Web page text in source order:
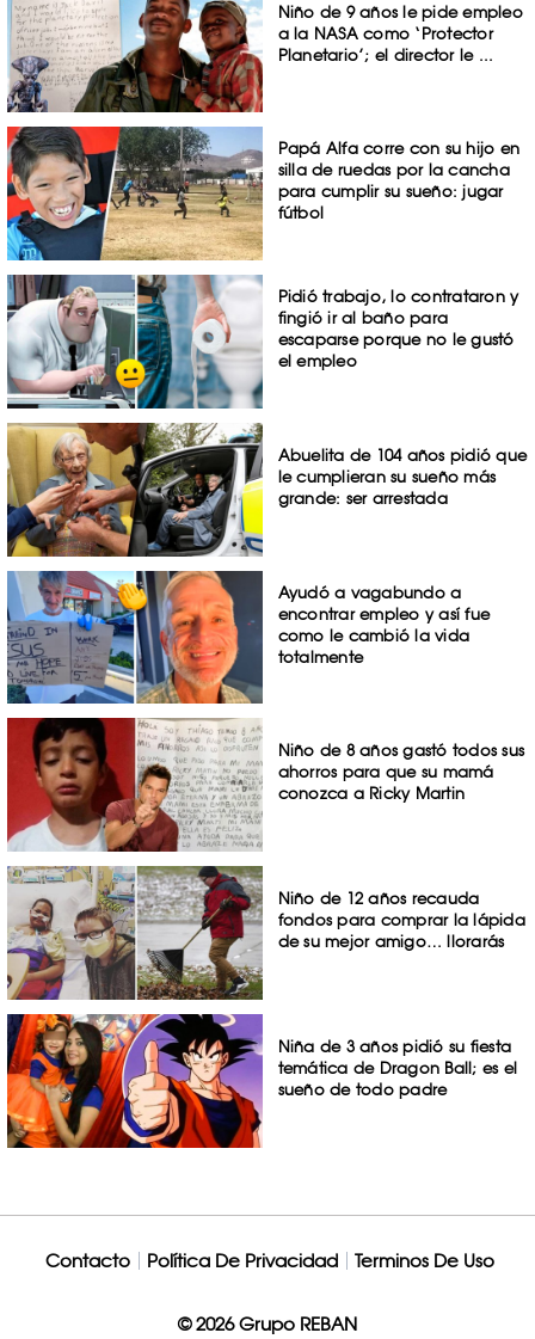
Niño de 9 años le pide empleo
a la NASA como ‘Protector
Planetario’; el director le ...
Papá Alfa corre con su hijo en
silla de ruedas por la cancha
para cumplir su sueño: jugar
fútbol
Pidió trabajo, lo contrataron y
fingió ir al baño para
escaparse porque no le gustó
el empleo
Abuelita de 104 años pidió que
le cumplieran su sueño más
grande: ser arrestada
Ayudó a vagabundo a
encontrar empleo y así fue
como le cambió la vida
totalmente
Niño de 8 años gastó todos sus
ahorros para que su mamá
conozca a Ricky Martin
Niño de 12 años recauda
fondos para comprar la lápida
de su mejor amigo… llorarás
Niña de 3 años pidió su fiesta
temática de Dragon Ball; es el
sueño de todo padre
Contacto Política De Privacidad Terminos De Uso
© 2026 Grupo REBAN